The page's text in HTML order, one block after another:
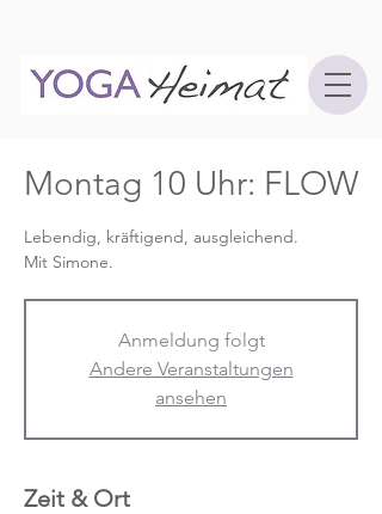
Montag 10 Uhr: FLOW
Lebendig, kräftigend, ausgleichend.
Mit Simone.
Anmeldung folgt
Andere Veranstaltungen
ansehen
Zeit & Ort